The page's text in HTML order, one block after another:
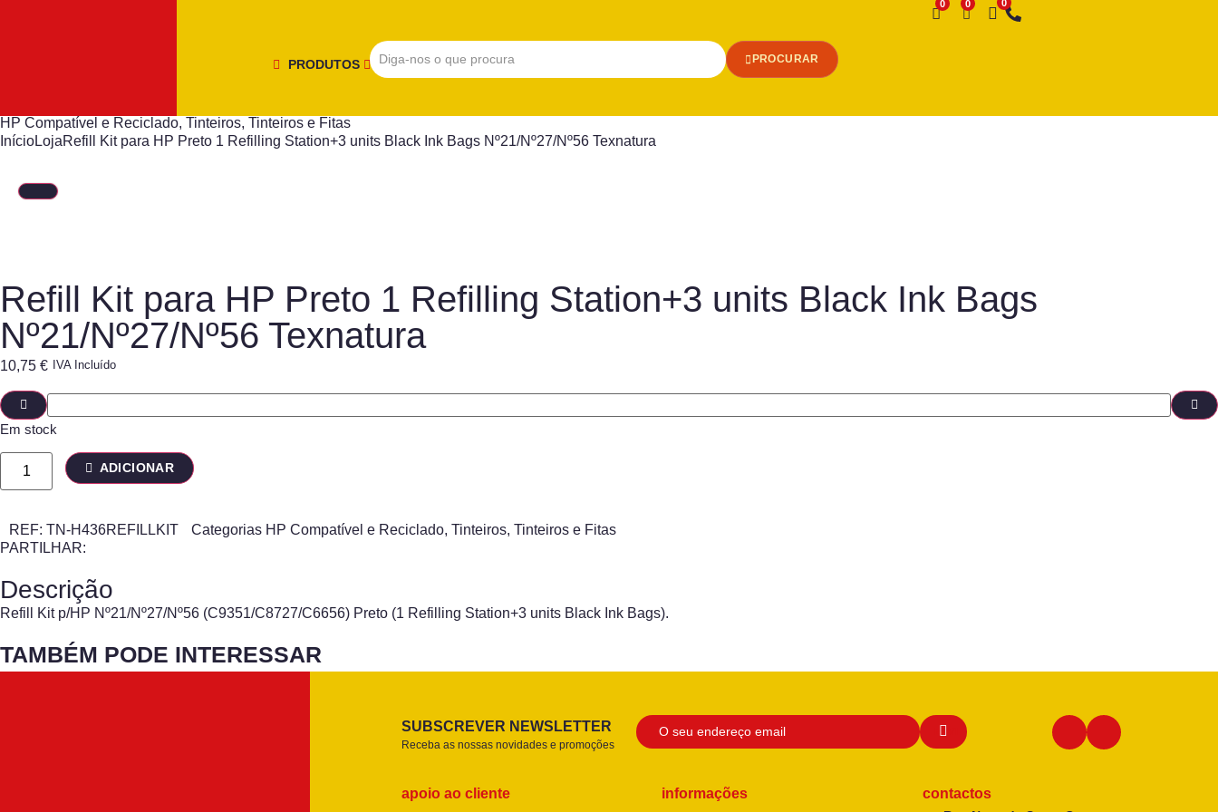
PRODUTOS PROCURAR
Desejo
HP Compatível e Reciclado, Tinteiros, Tinteiros e Fitas
InícioLojaRefill Kit para HP Preto 1 Refilling Station+3 units Black Ink Bags Nº21/Nº27/Nº56 Texnatura
Refill Kit para HP Preto 1 Refilling Station+3 units Black Ink Bags
Nº21/Nº27/Nº56 Texnatura
10,75 € IVA Incluído
Em stock
ADICIONAR
REF: TN-H436REFILLKIT Categorias HP Compatível e Reciclado, Tinteiros, Tinteiros e Fitas
PARTILHAR:
Descrição
Refill Kit p/HP Nº21/Nº27/Nº56 (C9351/C8727/C6656) Preto (1 Refilling Station+3 units Black Ink Bags).
TAMBÉM PODE INTERESSAR
SUBSCREVER NEWSLETTER
Receba as nossas novidades e promoções
apoio ao cliente informações contactos